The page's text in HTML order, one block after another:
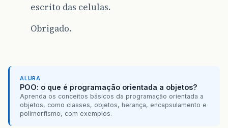
escrito das celulas.
Obrigado.
ALURA
POO: o que é programação orientada a objetos?
Aprenda os conceitos básicos da programação orientada a
objetos, como classes, objetos, herança, encapsulamento e
polimorfismo, com exemplos.